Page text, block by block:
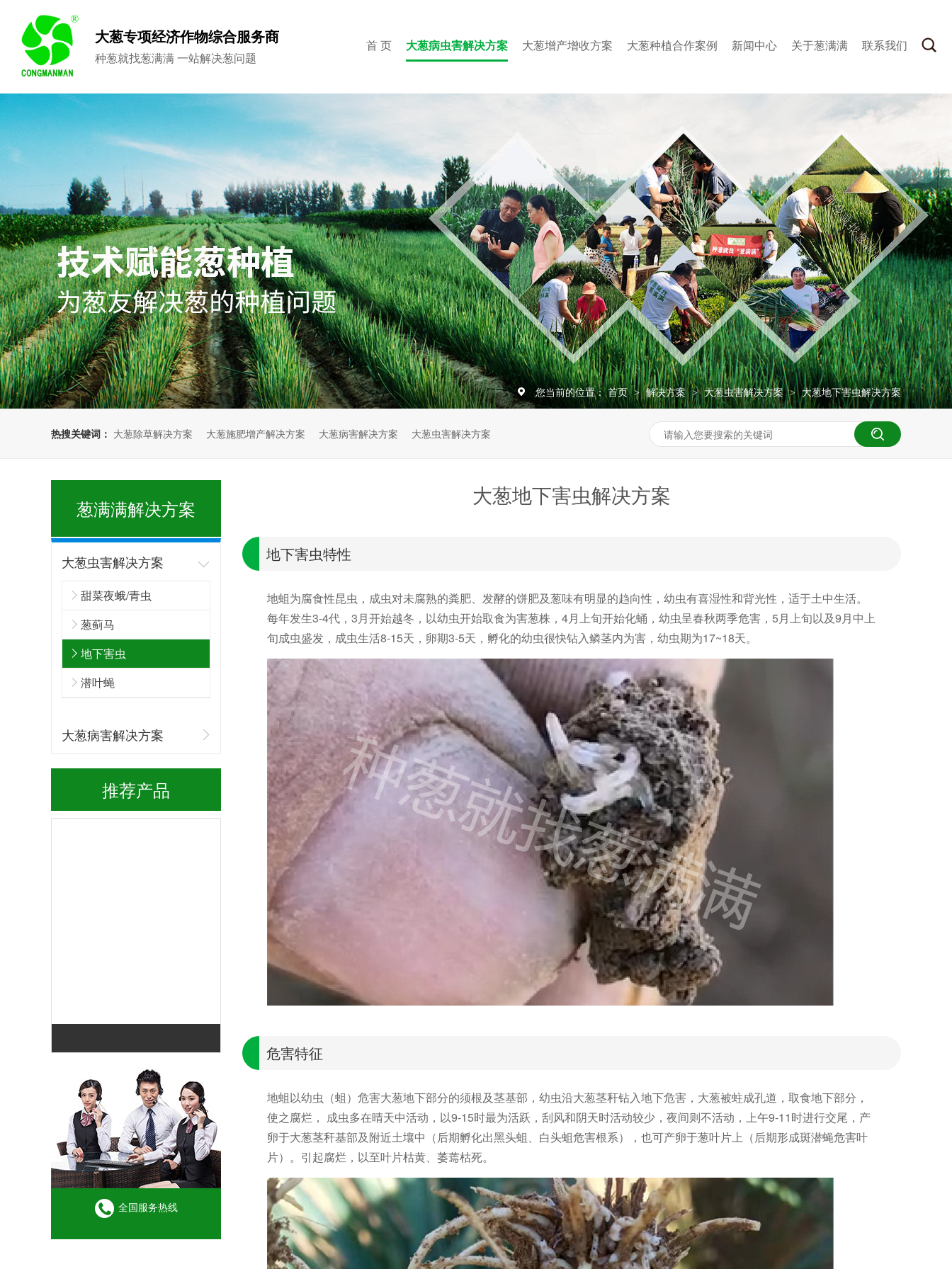
大葱专项经济作物综合服务商
种葱就找葱满满 一站解决葱问题
首 页 大葱病虫害解决方案 大葱增产增收方案 大葱种植合作案例 新闻中心 关于葱满满 联系我们
您当前的位置： 首页 > 解决方案 > 大葱虫害解决方案 > 大葱地下害虫解决方案
热搜关键词： 大葱除草解决方案 大葱施肥增产解决方案 大葱病害解决方案 大葱虫害解决方案
大葱种植解决方案 大葱地下害虫解决方案
地下害虫特性
地蛆为腐食性昆虫，成虫对未腐熟的粪肥、发酵的饼肥及葱味有明显的趋向性，幼虫有喜湿性和背光性，适于土中生活。
每年发生3-4代，3月开始越冬，以幼虫开始取食为害葱株，4月上旬开始化蛹，幼虫呈春秋两季危害，5月上旬以及9月中上
旬成虫盛发，成虫生活8-15天，卵期3-5天，孵化的幼虫很快钻入鳞茎内为害，幼虫期为17~18天。
危害特征
地蛆以幼虫（蛆）危害大葱地下部分的须根及茎基部，幼虫沿大葱茎秆钻入地下危害，大葱被蛀成孔道，取食地下部分，
使之腐烂， 成虫多在晴天中活动，以9-15时最为活跃，刮风和阴天时活动较少，夜间则不活动，上午9-11时进行交尾，产
卵于大葱茎秆基部及附近土壤中（后期孵化出黑头蛆、白头蛆危害根系），也可产卵于葱叶片上（后期形成斑潜蝇危害叶
片）。引起腐烂，以至叶片枯黄、萎蔫枯死。
葱满满解决方案
大葱虫害解决方案
甜菜夜蛾/青虫
葱蓟马
地下害虫
潜叶蝇
大葱病害解决方案
推荐产品
全国服务热线